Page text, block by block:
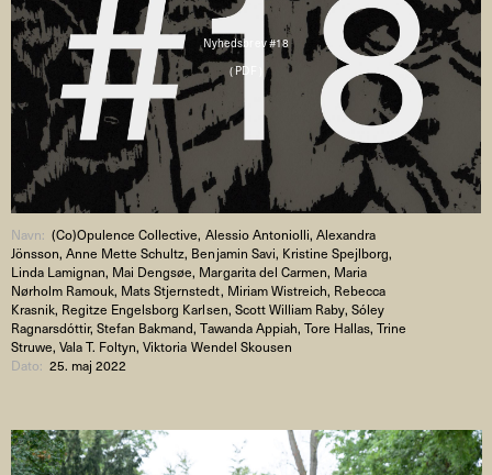
Nyhedsbrev #18
( PDF )
Navn:(Co)Opulence Collective, Alessio Antoniolli, Alexandra
Jönsson, Anne Mette Schultz, Benjamin Savi, Kristine Spejlborg,
Linda Lamignan, Mai Dengsøe, Margarita del Carmen, Maria
Nørholm Ramouk, Mats Stjernstedt, Miriam Wistreich, Rebecca
Krasnik, Regitze Engelsborg Karlsen, Scott William Raby, Sóley
Ragnarsdóttir, Stefan Bakmand, Tawanda Appiah, Tore Hallas, Trine
Struwe, Vala T. Foltyn, Viktoria Wendel Skousen
Dato:25. maj 2022